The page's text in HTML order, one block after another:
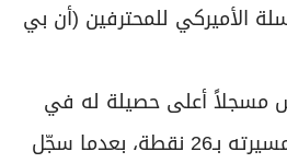
الأميركي للمحترفين (أن بي
أعلى حصيلة له في
الأدوار الإقصائية في مسيرته بـ26 نقطة، بعدما سجّل